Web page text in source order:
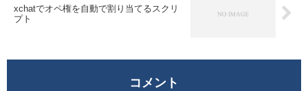
xchatでオペ権を自動で割り当てるスクリ
プト
コメント